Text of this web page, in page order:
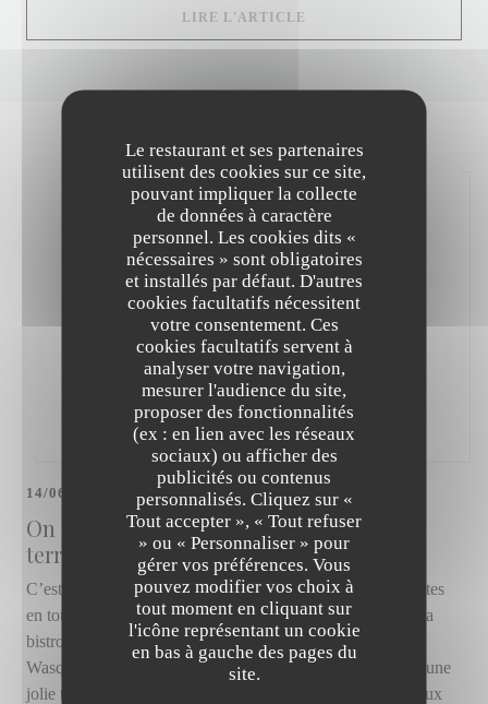
Le restaurant et ses partenaires
utilisent des cookies sur ce site,
pouvant impliquer la collecte
de données à caractère
personnel. Les cookies dits «
nécessaires » sont obligatoires
et installés par défaut. D'autres
cookies facultatifs nécessitent
votre consentement. Ces
cookies facultatifs servent à
analyser votre navigation,
mesurer l'audience du site,
proposer des fonctionnalités
(ex : en lien avec les réseaux
sociaux) ou afficher des
publicités ou contenus
personnalisés. Cliquez sur «
Tout accepter », « Tout refuser
» ou « Personnaliser » pour
gérer vos préférences. Vous
pouvez modifier vos choix à
tout moment en cliquant sur
l'icône représentant un cookie
en bas à gauche des pages du
site.
LIRE L'ARTICLE
On a testé Banyan – Bistronomie Thaï et
terrasse perchée à Wasquehal
14/06/2022
C’est tout nouveau tout beau ! Le Banyan a ouvert ses portes
en toute discrétion il y a quelques semaines et propose de la
bistronomie thaï sur les grands boulevards au niveau de
Wasquehal. Un lieu soigné sur deux étages qui offre aussi une
jolie terrasse suspendue au 1er étage, pour profiter des beaux